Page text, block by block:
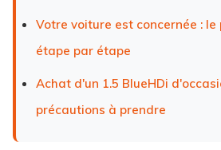
Votre voiture est concernée :
étape par étape
Achat d'un 1.5 BlueHDi
précautions à prendre